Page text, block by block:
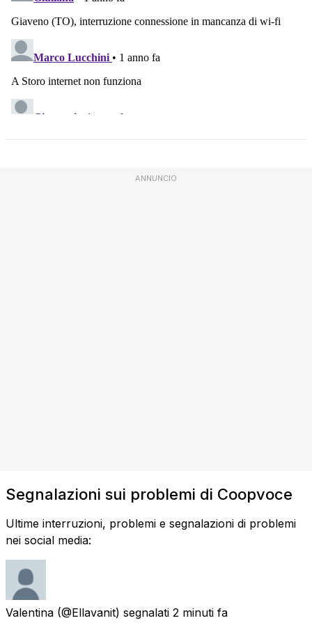
ANNUNCIO
Segnalazioni sui problemi di Coopvoce
Ultime interruzioni, problemi e segnalazioni di problemi
nei social media:
Valentina (@Ellavanit) segnalati 2 minuti fa